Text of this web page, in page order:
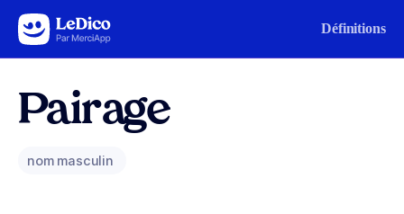
Aller au contenu Définitions
Pairage
nom masculin